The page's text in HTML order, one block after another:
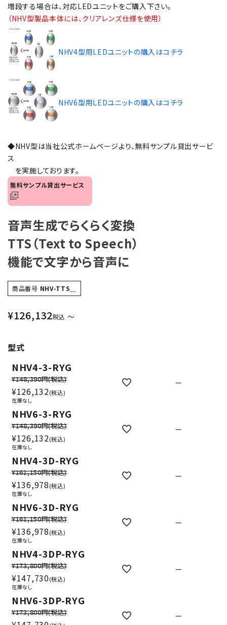
増段する場合は、対応LEDユニットをご購入下さい。
（NHV型製品本体には、クリアレンズ仕様を使用）
NHV4型用LEDユニットの購入はコチラ
NHV6型用LEDユニットの購入はコチラ
◆NHV型は当社公式ホームページより、無料サンプル貸出サービ
ス
を実施しております。
無料サンプル貸出サービス
音声生成でらくらく変換
TTS（Text to Speech）
機能で文字から音声に
商品番号 NHV-TTS＿
¥126,132税込 〜
型式
NHV4-3-RYG
¥148,390円(税込)
¥126,132 税込
在庫なし
—
NHV6-3-RYG
¥148,390円(税込)
¥126,132 税込
在庫なし
—
NHV4-3D-RYG
¥161,150円(税込)
¥136,978 税込
在庫なし
—
NHV6-3D-RYG
¥161,150円(税込)
¥136,978 税込
在庫なし
—
NHV4-3DP-RYG
¥173,800円(税込)
¥147,730 税込
在庫なし
—
NHV6-3DP-RYG
¥173,800円(税込) —